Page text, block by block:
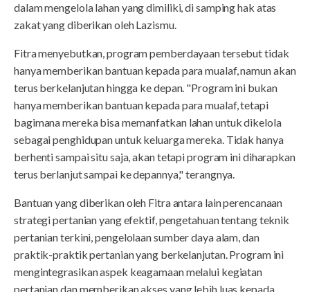
dalam mengelola lahan yang dimiliki, di samping hak atas
zakat yang diberikan oleh Lazismu.
Fitra menyebutkan, program pemberdayaan tersebut tidak
hanya memberikan bantuan kepada para mualaf, namun akan
terus berkelanjutan hingga ke depan. "Program ini bukan
hanya memberikan bantuan kepada para mualaf, tetapi
bagimana mereka bisa memanfatkan lahan untuk dikelola
sebagai penghidupan untuk keluarga mereka. Tidak hanya
berhenti sampai situ saja, akan tetapi program ini diharapkan
terus berlanjut sampai ke depannya," terangnya.
Bantuan yang diberikan oleh Fitra antara lain perencanaan
strategi pertanian yang efektif, pengetahuan tentang teknik
pertanian terkini, pengelolaan sumber daya alam, dan
praktik-praktik pertanian yang berkelanjutan. Program ini
mengintegrasikan aspek keagamaan melalui kegiatan
pertanian dan memberikan akses yang lebih luas kepada